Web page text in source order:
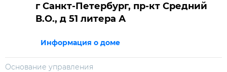
г Санкт-Петербург, пр-кт Средний
В.О., д 51 литера А
Информация о доме
Основание управления